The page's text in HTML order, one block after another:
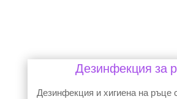
Дезинфекция за
Дезинфекция и хигиена на ръце